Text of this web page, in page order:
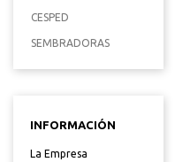
CESPED
SEMBRADORAS
INFORMACIÓN
La Empresa